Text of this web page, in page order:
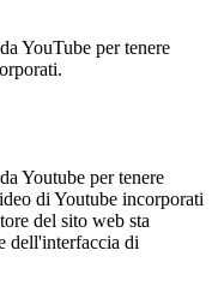
YouTube per tenere
Youtube per tenere
di Youtube incorporati
del sito web sta
dell'interfaccia di